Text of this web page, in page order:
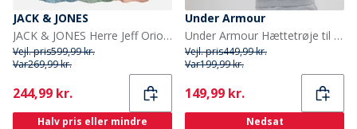
JACK & JONES
JACK & JONES Herre Jeff Orion T-shirts 5-pak Moonbeam/Castlerock/Mountain Spring/Coral Almond/Iceberg Green
Vejl. pris599,99 kr.
Var269,99 kr.
Current
244,99 kr.
Halv pris eller mindre
Under Armour
Under Armour Hættetrøje til Herre UA Rival Fleece Logo Castlerock Lysegrå/Hvid
Vejl. pris449,99 kr.
Var199,99 kr.
Current
149,99 kr.
Nedsat